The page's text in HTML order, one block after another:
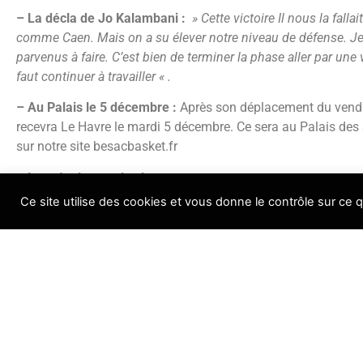
– La décla de Jo Kalambani : » Cette victoire Il nous la
comme Caen. Mais on a su élever notre niveau de défense.
parvenus à faire. C’est bien de terminer la phase aller par
faut continuer à travailler « .
– Au Palais le 5 décembre : Après son déplacement du
recevra Le Havre le mardi 5 décembre. Ce sera au Palais
sur notre site besacbasket.fr
– Les résultats et le classement
https://resultats.ffbb.com/championnat/
Ce site utilise des cookies et vous donne le contrôle sur ce